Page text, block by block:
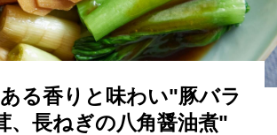
る香りと味わい"豚バラ
、長ねぎの八角醤油煮"